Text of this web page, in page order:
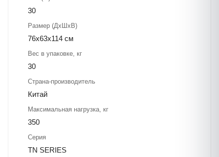
30
Размер (ДхШхВ)
76x63x114 см
Вес в упаковке, кг
30
Страна-производитель
Китай
Максимальная нагрузка, кг
350
Серия
TN SERIES